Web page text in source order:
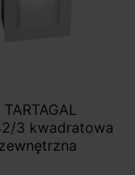
3 kwadratowa